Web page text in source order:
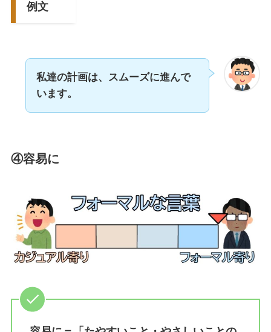
例文
私達の計画は、スムーズに進んで
います。
④容易に